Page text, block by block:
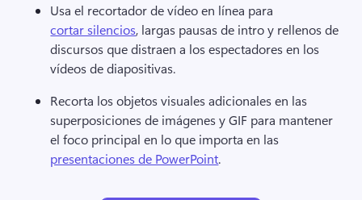
Usa el recortador de vídeo en línea para
cortar silencios, largas pausas de intro y rellenos de
discursos que distraen a los espectadores en los
vídeos de diapositivas.
Recorta los objetos visuales adicionales en las
superposiciones de imágenes y GIF para mantener
el foco principal en lo que importa en las
presentaciones de PowerPoint.